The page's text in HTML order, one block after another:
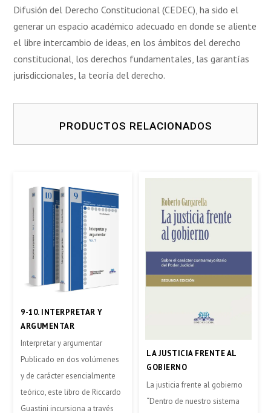
Difusión del Derecho Constitucional (CEDEC), ha sido el
generar un espacio académico adecuado en donde se aliente
el libre intercambio de ideas, en los ámbitos del derecho
constitucional, los derechos fundamentales, las garantías
jurisdiccionales, la teoría del derecho.
PRODUCTOS RELACIONADOS
9-10. INTERPRETAR Y
ARGUMENTAR
Interpretar y argumentar
Publicado en dos volúmenes
y de carácter esencialmente
teórico, este libro de Riccardo
Guastini incursiona a través
LA JUSTICIA FRENTE AL
GOBIERNO
La justicia frente al gobierno
“Dentro de nuestro sistema